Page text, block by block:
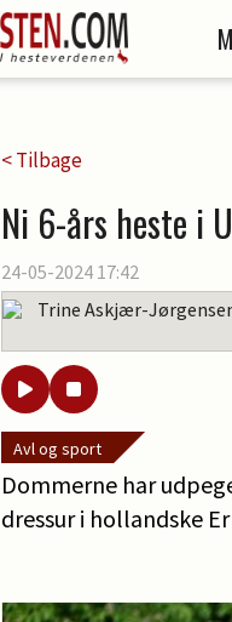
< Tilbage
Ni 6-års heste i
24-05-2024 17:42
Trine Askjær-
Avl og sport
Dommerne har
dressur i hollandske